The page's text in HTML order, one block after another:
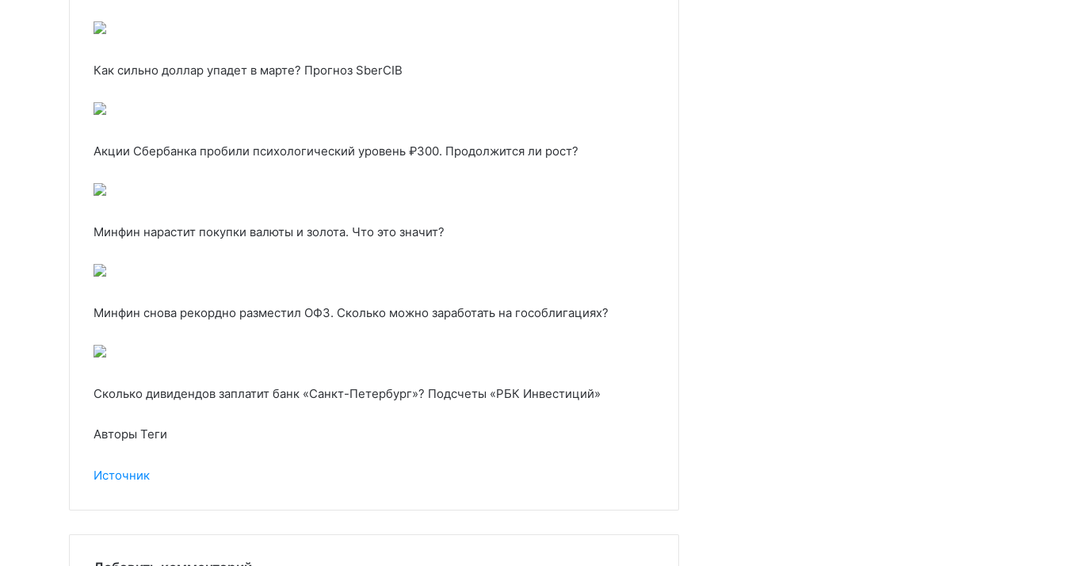
Как сильно доллар упадет в марте? Прогноз SberCIB
Акции Сбербанка пробили психологический уровень ₽300. Продолжится ли рост?
Минфин нарастит покупки валюты и золота. Что это значит?
Минфин снова рекордно разместил ОФЗ. Сколько можно заработать на гособлигациях?
Сколько дивидендов заплатит банк «Санкт-Петербург»? Подсчеты «РБК Инвестиций»
Авторы Теги
Источник